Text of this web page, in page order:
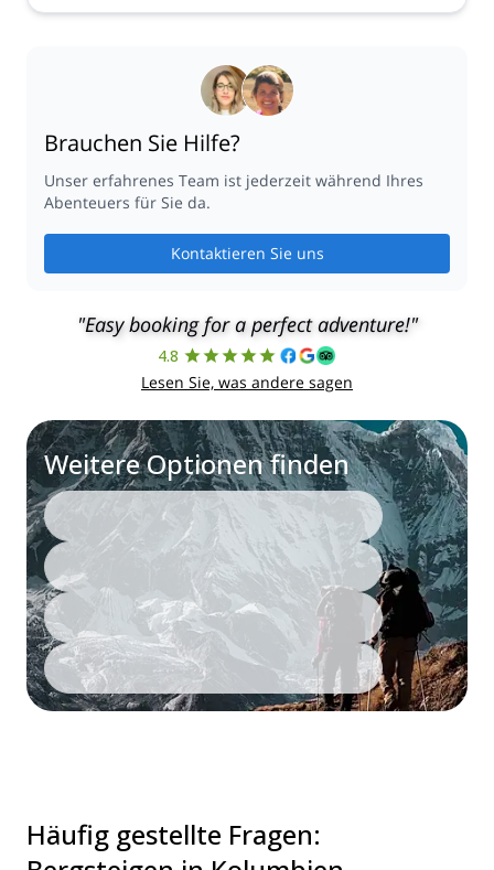
Brauchen Sie Hilfe?
Unser erfahrenes Team ist jederzeit während Ihres
Abenteuers für Sie da.
Kontaktieren Sie uns
"Easy booking for a perfect adventure!"
4.8
Lesen Sie, was andere sagen
Weitere Optionen finden
Häufig gestellte Fragen: